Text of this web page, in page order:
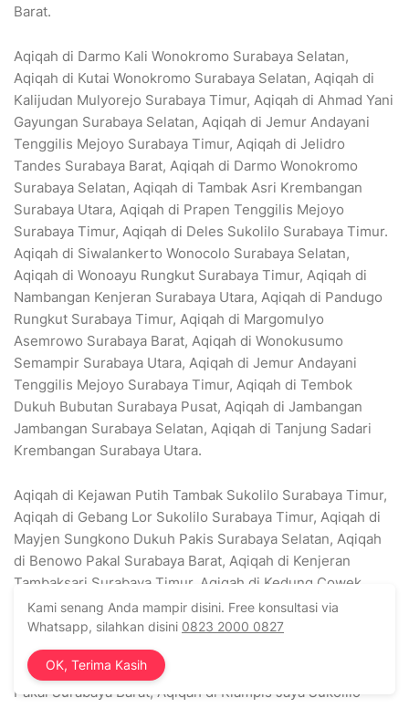
Barat.
Aqiqah di Darmo Kali Wonokromo Surabaya Selatan,
Aqiqah di Kutai Wonokromo Surabaya Selatan, Aqiqah di
Kalijudan Mulyorejo Surabaya Timur, Aqiqah di Ahmad Yani
Gayungan Surabaya Selatan, Aqiqah di Jemur Andayani
Tenggilis Mejoyo Surabaya Timur, Aqiqah di Jelidro
Tandes Surabaya Barat, Aqiqah di Darmo Wonokromo
Surabaya Selatan, Aqiqah di Tambak Asri Krembangan
Surabaya Utara, Aqiqah di Prapen Tenggilis Mejoyo
Surabaya Timur, Aqiqah di Deles Sukolilo Surabaya Timur.
Aqiqah di Siwalankerto Wonocolo Surabaya Selatan,
Aqiqah di Wonoayu Rungkut Surabaya Timur, Aqiqah di
Nambangan Kenjeran Surabaya Utara, Aqiqah di Pandugo
Rungkut Surabaya Timur, Aqiqah di Margomulyo
Asemrowo Surabaya Barat, Aqiqah di Wonokusumo
Semampir Surabaya Utara, Aqiqah di Jemur Andayani
Tenggilis Mejoyo Surabaya Timur, Aqiqah di Tembok
Dukuh Bubutan Surabaya Pusat, Aqiqah di Jambangan
Jambangan Surabaya Selatan, Aqiqah di Tanjung Sadari
Krembangan Surabaya Utara.
Aqiqah di Kejawan Putih Tambak Sukolilo Surabaya Timur,
Aqiqah di Gebang Lor Sukolilo Surabaya Timur, Aqiqah di
Mayjen Sungkono Dukuh Pakis Surabaya Selatan, Aqiqah
di Benowo Pakal Surabaya Barat, Aqiqah di Kenjeran
Tambaksari Surabaya Timur, Aqiqah di Kedung Cowek
Kenjeran Surabaya Utara, Aqiqah di Kedinding Lor Kenjeran
Surabaya Utara, Aqiqah di Sulawesi Gubeng Surabaya
Timur, Aqiqah di Ciliwung Wonokromo Surabaya Selatan,
Aqiqah di Tandes Tandes Surabaya Barat. Aqiqah di Pakal
Pakal Surabaya Barat, Aqiqah di Klampis Jaya Sukolilo
Kami senang Anda mampir disini. Free konsultasi via
Whatsapp, silahkan disini 0823 2000 0827
OK, Terima Kasih